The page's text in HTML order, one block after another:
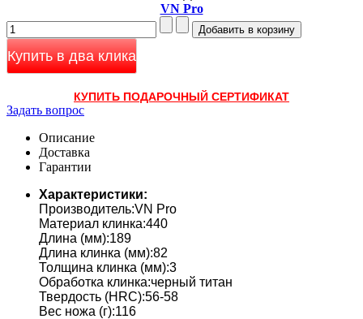
VN Pro
Купить в два клика
КУПИТЬ ПОДАРОЧНЫЙ СЕРТИФИКАТ
Задать вопрос
Описание
Доставка
Гарантии
Характеристики:
Производитель:VN Pro
Материал клинка:440
Длина (мм):189
Длина клинка (мм):82
Толщина клинка (мм):3
Обработка клинка:черный титан
Твердость (HRC):56-58
Вес ножа (г):116